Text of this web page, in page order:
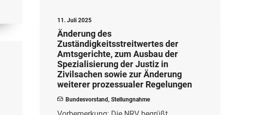
11. Juli 2025
Änderung des
Zuständigkeitsstreitwertes der
Amtsgerichte, zum Ausbau der
Spezialisierung der Justiz in
Zivilsachen sowie zur Änderung
weiterer prozessualer Regelungen
Bundesvorstand, Stellungnahme